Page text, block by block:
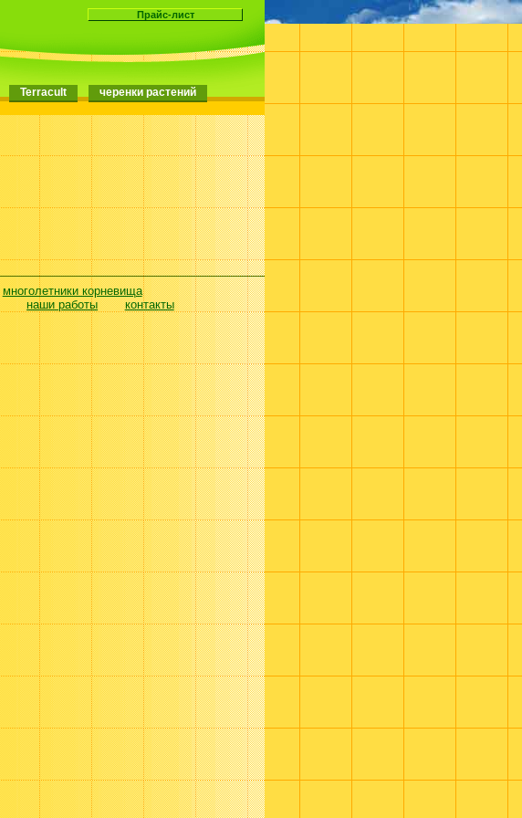
Terracult черенки растений
многолетники корневища
наши работы
контакты